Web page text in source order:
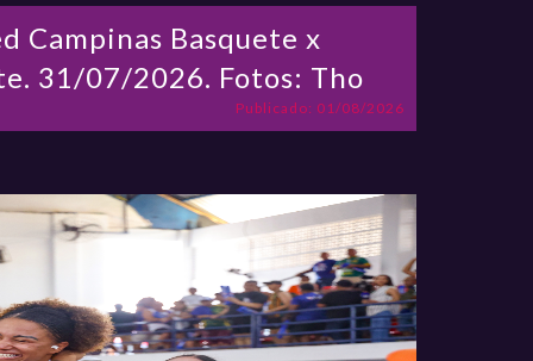
Campinas Basquete x
31/07/2026. Fotos: Tho
Publicado: 01/08/2026